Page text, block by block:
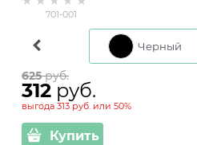
701-001
Черный
625 руб.
312 руб.
выгода 313 руб. или 50%
Купить